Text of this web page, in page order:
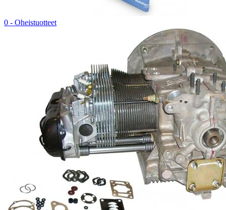
0 - Oheistuotteet